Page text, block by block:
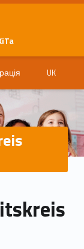
UK